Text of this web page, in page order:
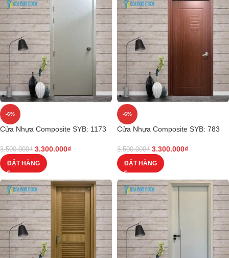
-6%
Cửa Nhựa Composite SYB: 1173
3.500.000₫ 3.300.000₫
ĐẶT HÀNG
-6%
Cửa Nhựa Composite SYB: 783
3.500.000₫ 3.300.000₫
ĐẶT HÀNG